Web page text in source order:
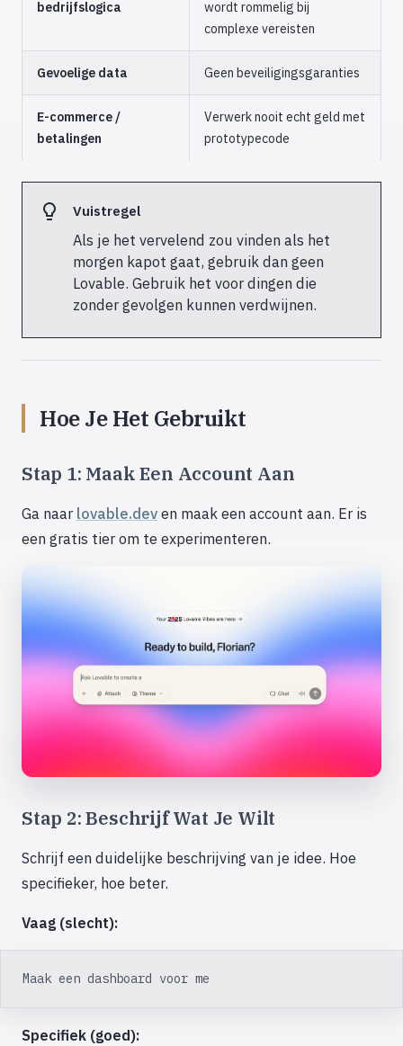
bedrijfslogica
wordt rommelig bij
complexe vereisten
Gevoelige data Geen beveiligingsgaranties
E-commerce /
betalingen
Verwerk nooit echt geld met
prototypecode
Vuistregel
Als je het vervelend zou vinden als het
morgen kapot gaat, gebruik dan geen
Lovable. Gebruik het voor dingen die
zonder gevolgen kunnen verdwijnen.
Hoe Je Het Gebruikt
Stap 1: Maak Een Account Aan
Ga naarlovable.deven maak een account aan. Er is
een gratis tier om te experimenteren.
Stap 2: Beschrijf Wat Je Wilt
Schrijf een duidelijke beschrijving van je idee. Hoe
specifieker, hoe beter.
Vaag (slecht):
Maak een dashboard voor me
Specifiek (goed):